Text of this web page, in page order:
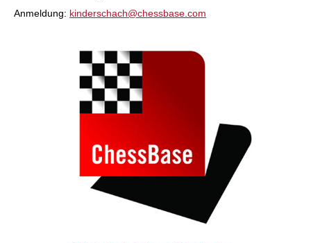
Anmeldung: kinderschach@chessbase.com